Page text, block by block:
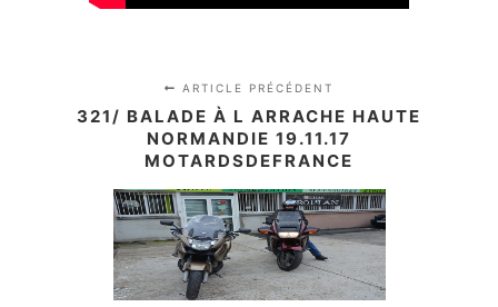
ARTICLE PRÉCÉDENT
321/ BALADE À L ARRACHE HAUTE
NORMANDIE 19.11.17
MOTARDSDEFRANCE